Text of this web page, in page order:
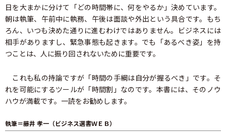
日を大まかに分けて「どの時間帯に、何をやるか」決めています。
朝は執筆、午前中に執務、午後は面談や外出という具合です。もち
ろん、いつも決めた通りに進むわけではありません。ビジネスには
相手がありますし、緊急事態も起きます。でも「あるべき姿」を持
つことは、人に振り回されないために重要です。
これも私の持論ですが「時間の手綱は自分が握るべき」です。そ
れを可能にするツールが「時間割」なのです。本書には、そのノウ
ハウが満載です。一読をお勧めします。
執筆＝藤井 孝一（ビジネス選書ＷＥＢ）